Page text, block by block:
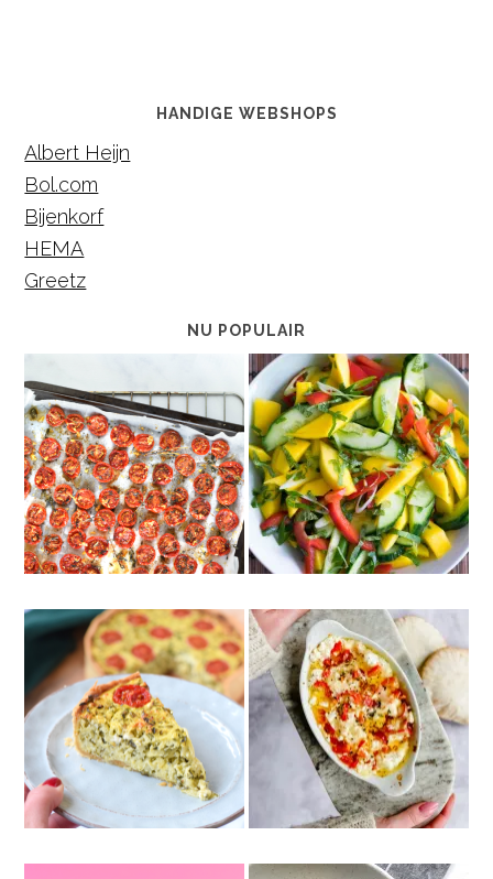
HANDIGE WEBSHOPS
Albert Heijn
Bol.com
Bijenkorf
HEMA
Greetz
NU POPULAIR